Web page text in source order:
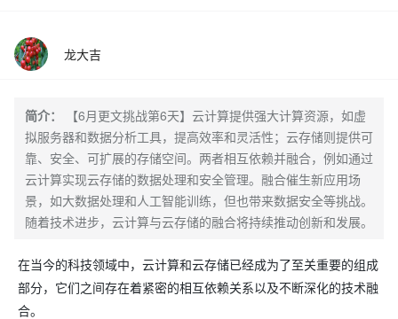
龙大吉
简介：
【6月更文挑战第6天】云计算提供强大计算资源，如虚
拟服务器和数据分析工具，提高效率和灵活性；云存储则提供可
靠、安全、可扩展的存储空间。两者相互依赖并融合，例如通过
云计算实现云存储的数据处理和安全管理。融合催生新应用场
景，如大数据处理和人工智能训练，但也带来数据安全等挑战。
随着技术进步，云计算与云存储的融合将持续推动创新和发展。
在当今的科技领域中，云计算和云存储已经成为了至关重要的组成
部分，它们之间存在着紧密的相互依赖关系以及不断深化的技术融
合。